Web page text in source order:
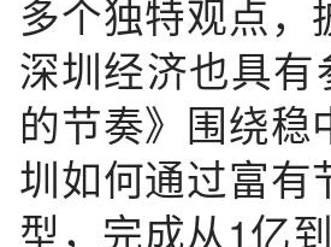
多个独特观点
深圳经济也具有
的节奏》围绕
圳如何通过富有
型，完成从1亿